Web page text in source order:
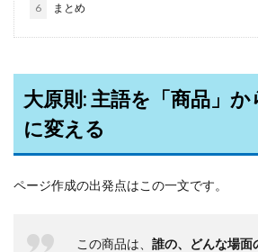
6 まとめ
大原則: 主語を「商品」か
に変える
ページ作成の出発点はこの一文です。
この商品は、 誰の、どんな場面